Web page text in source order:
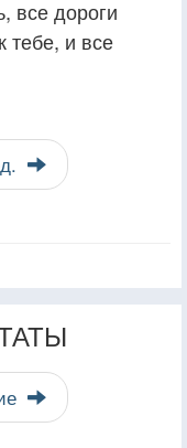
все дороги
тебе, и все